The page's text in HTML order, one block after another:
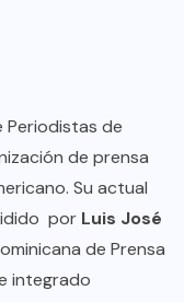
Periodistas de
de prensa
Su actual
por Luis José
de Prensa
integrado